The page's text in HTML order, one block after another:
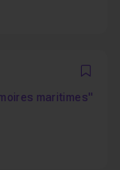
maritimes"